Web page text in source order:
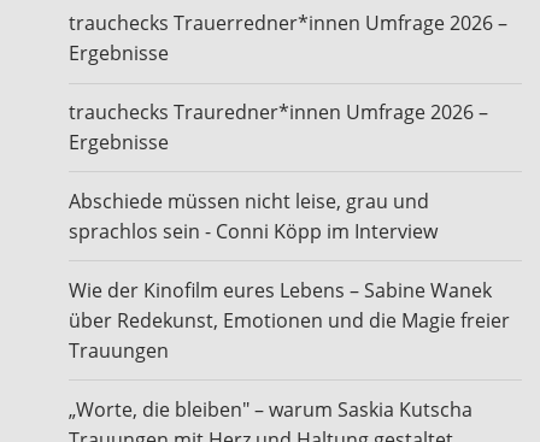
trauchecks Trauerredner*innen Umfrage 2026 –
Ergebnisse
trauchecks Trauredner*innen Umfrage 2026 –
Ergebnisse
Abschiede müssen nicht leise, grau und
sprachlos sein - Conni Köpp im Interview
Wie der Kinofilm eures Lebens – Sabine Wanek
über Redekunst, Emotionen und die Magie freier
Trauungen
„Worte, die bleiben" – warum Saskia Kutscha